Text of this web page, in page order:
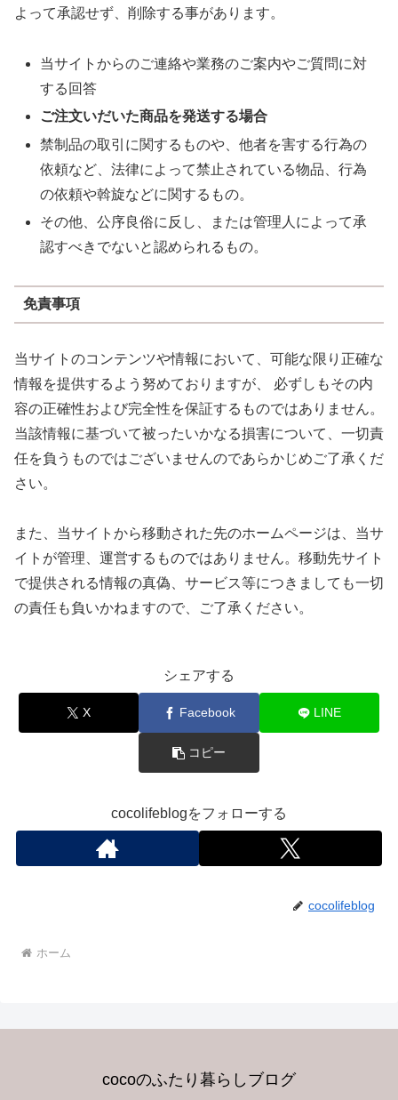
よって承認せず、削除する事があります。
当サイトからのご連絡や業務のご案内やご質問に対
する回答
ご注文いだいた商品を発送する場合
禁制品の取引に関するものや、他者を害する行為の
依頼など、法律によって禁止されている物品、行為
の依頼や斡旋などに関するもの。
その他、公序良俗に反し、または管理人によって承
認すべきでないと認められるもの。
免責事項
当サイトのコンテンツや情報において、可能な限り正確な
情報を提供するよう努めておりますが、 必ずしもその内
容の正確性および完全性を保証するものではありません。
当該情報に基づいて被ったいかなる損害について、一切責
任を負うものではございませんのであらかじめご了承くだ
さい。
また、当サイトから移動された先のホームページは、当サ
イトが管理、運営するものではありません。移動先サイト
で提供される情報の真偽、サービス等につきましても一切
の責任も負いかねますので、ご了承ください。
シェアする
X Facebook LINE
コピー
cocolifeblogをフォローする
cocolifeblog
ホーム
cocoのふたり暮らしブログ